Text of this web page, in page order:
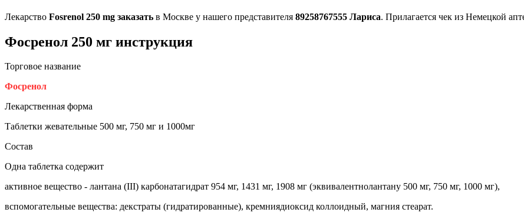
Лекарство Fosrenol 250 mg заказать в Москве у нашего представителя 89258767555 Лариса. Прилагается чек из Немецкой
Фосренол 250 мг инструкция
Торговое название
Фосренол
Лекарственная форма
Таблетки жевательные 500 мг, 750 мг и 1000мг
Состав
Одна таблетка содержит
активное вещество - лантана (ІІІ) карбонатагидрат 954 мг, 1431 мг, 1908 мг (эквивалентнолантану 500 мг, 750 мг, 1000 мг),
вспомогательные вещества: декстраты (гидратированные), кремниядиоксид коллоидный, магния стеарат.